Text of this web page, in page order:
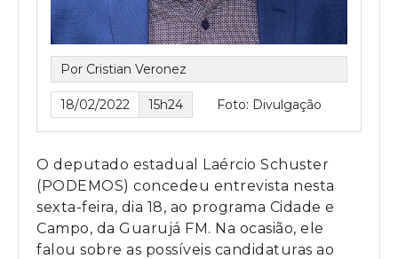
Por Cristian Veronez
18/02/2022 15h24 Foto: Divulgação
O deputado estadual Laércio Schuster
(PODEMOS) concedeu entrevista nesta
sexta-feira, dia 18, ao programa Cidade e
Campo, da Guarujá FM. Na ocasião, ele
falou sobre as possíveis candidaturas ao